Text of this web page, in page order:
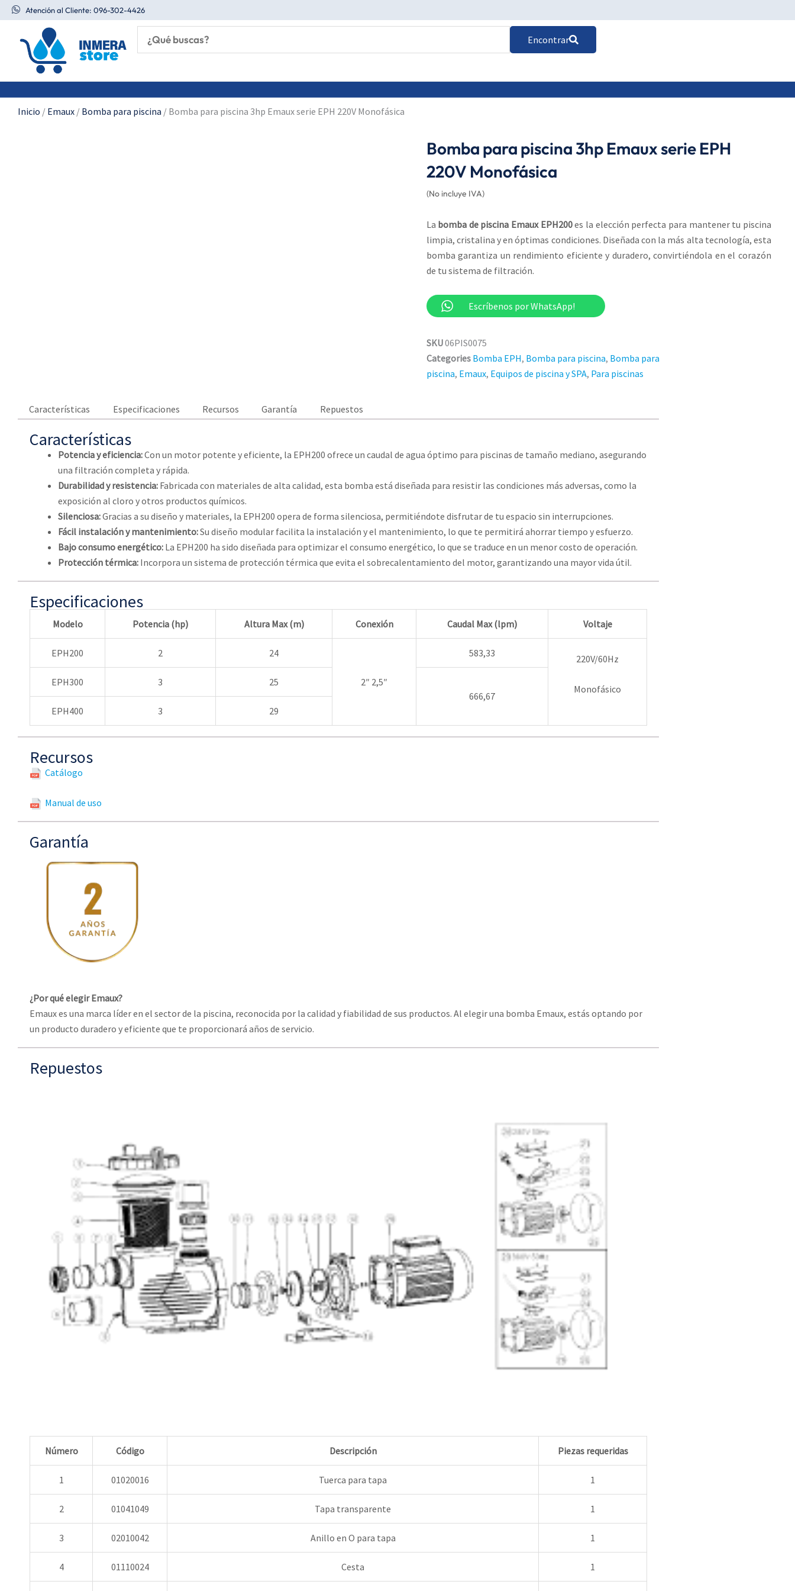
al
contenido
Atención al Cliente: 096-302-4426
Encontrar
Inicio / Emaux / Bomba para piscina / Bomba para piscina 3hp Emaux serie EPH 220V Monofásica
Bomba para piscina 3hp Emaux serie EPH
220V Monofásica
(No incluye IVA)
La bomba de piscina Emaux EPH200es la elección perfecta para mantener tu piscina
limpia, cristalina y en óptimas condiciones. Diseñada con la más alta tecnología, esta
bomba garantiza un rendimiento eficiente y duradero, convirtiéndola en el corazón
de tu sistema de filtración.
Escríbenos por WhatsApp!
SKU06PIS0075
Categories Bomba EPH, Bomba para piscina, Bomba para
piscina, Emaux, Equipos de piscina y SPA, Para piscinas
Características Especificaciones Recursos Garantía Repuestos
Características
Potencia y eficiencia:Con un motor potente y eficiente, la EPH200 ofrece un caudal de agua óptimo para piscinas de tamaño mediano, asegurando
una filtración completa y rápida.
Durabilidad y resistencia: Fabricada con materiales de alta calidad, esta bomba está diseñada para resistir las condiciones más adversas, como la
exposición al cloro y otros productos químicos.
Silenciosa:Gracias a su diseño y materiales, la EPH200 opera de forma silenciosa, permitiéndote disfrutar de tu espacio sin interrupciones.
Fácil instalación y mantenimiento:Su diseño modular facilita la instalación y el mantenimiento, lo que te permitirá ahorrar tiempo y esfuerzo.
Bajo consumo energético: La EPH200 ha sido diseñada para optimizar el consumo energético, lo que se traduce en un menor costo de operación.
Protección térmica: Incorpora un sistema de protección térmica que evita el sobrecalentamiento del motor, garantizando una mayor vida útil.
Especificaciones
Modelo Potencia (hp) Altura Max (m) Conexión Caudal Max (lpm) Voltaje
EPH200 2 24
2″ 2,5″
583,33 220V/60Hz
Monofásico
EPH300 3
25
666,67
EPH400
3 29
Recursos
Catálogo
Manual de uso
Garantía
¿Por qué elegir Emaux?
Emaux es una marca líder en el sector de la piscina, reconocida por la calidad y fiabilidad de sus productos. Al elegir una bomba Emaux, estás optando por
un producto duradero y eficiente que te proporcionará años de servicio.
Repuestos
Número Código Descripción Piezas requeridas
1 01020016 Tuerca para tapa 1
2 01041049 Tapa transparente 1
3 02010042 Anillo en O para tapa 1
4 01110024 Cesta 1